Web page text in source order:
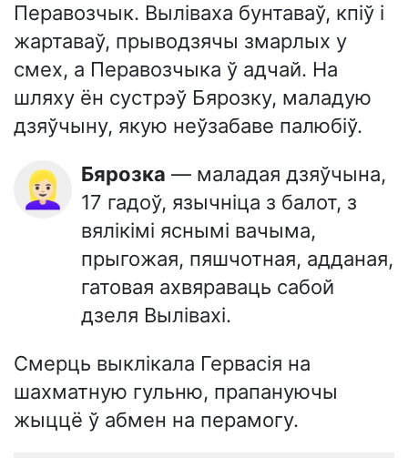
Перавозчык. Выліваха бунтаваў, кпіў і
жартаваў, прыводзячы змарлых у
смех, а Перавозчыка ў адчай. На
шляху ён сустрэў Бярозку, маладую
дзяўчыну, якую неўзабаве палюбіў.
👱🏻‍♀️ Бярозка — маладая дзяўчына,
17 гадоў, язычніца з балот, з
вялікімі яснымі вачыма,
прыгожая, пяшчотная, адданая,
гатовая ахвяраваць сабой
дзеля Вылівахі.
Смерць выклікала Гервасія на
шахматную гульню, прапануючы
жыццё ў абмен на перамогу.